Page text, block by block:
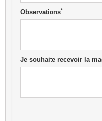
Observations*
Je souhaite recevoir la